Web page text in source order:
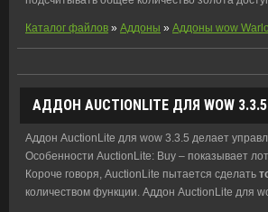
Каталог файлов » Аддоны » Аддоны wow
АДДОН AUCTIONLITE ДЛЯ WOW 3.3.5
Аддон AuctionLite для wow 3.3.5 делает
Особенности AuctionLite: Buy – показывает
Короче говоря, AuctionLite пытается сделать
количеством функции. Аддон AuctionLite для